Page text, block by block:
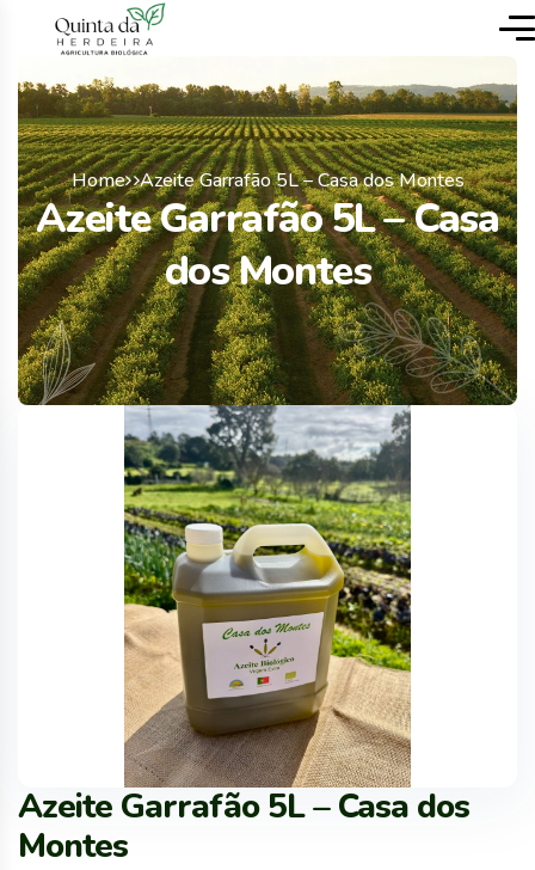
Home Azeite Garrafão 5L – Casa dos Montes
Azeite Garrafão 5L – Casa
dos Montes
Azeite Garrafão 5L – Casa dos
Montes